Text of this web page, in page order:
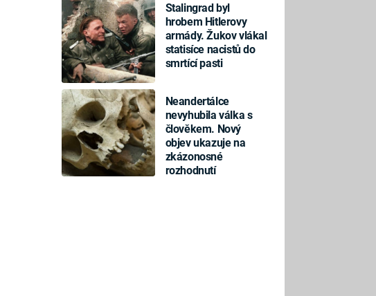
Stalingrad byl
hrobem Hitlerovy
armády. Žukov vlákal
statisíce nacistů do
smrtící pasti
Neandertálce
nevyhubila válka s
člověkem. Nový
objev ukazuje na
zkázonosné
rozhodnutí